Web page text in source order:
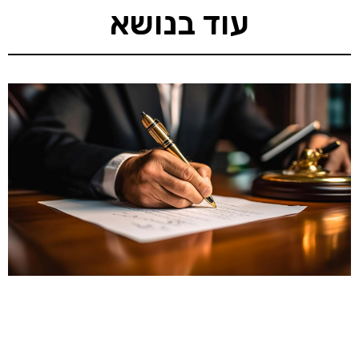
עוד בנושא